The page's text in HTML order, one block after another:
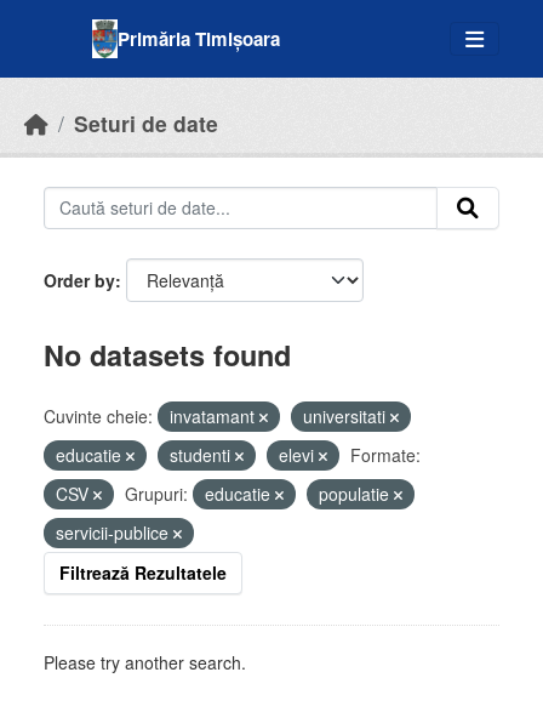
Primăria Timișoara
Seturi de date
Order by
No datasets found
Cuvinte cheie: invatamant
universitati
educatie
studenti elevi
Formate:
CSV
Grupuri: educatie
populatie
servicii-publice
Filtrează Rezultatele
Please try another search.